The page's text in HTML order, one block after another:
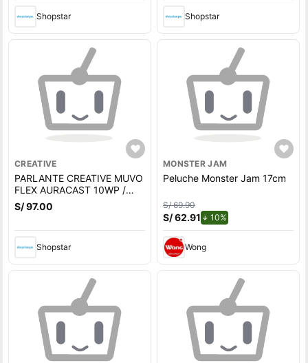
Shopstar Shopstar
CREATIVE
PARLANTE CREATIVE MUVO
FLEX AURACAST 10WP /
MIC / BT 5.3 / IPX67 / 10H /
USB-C BLACK
S/ 97.00
Shopstar
MONSTER JAM
Peluche Monster Jam 17cm
S/ 69.90
S/ 62.91 10%de descuento.
Wong